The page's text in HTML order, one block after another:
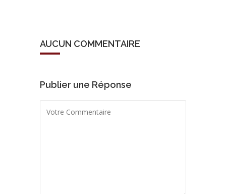
AUCUN COMMENTAIRE
Publier une Réponse